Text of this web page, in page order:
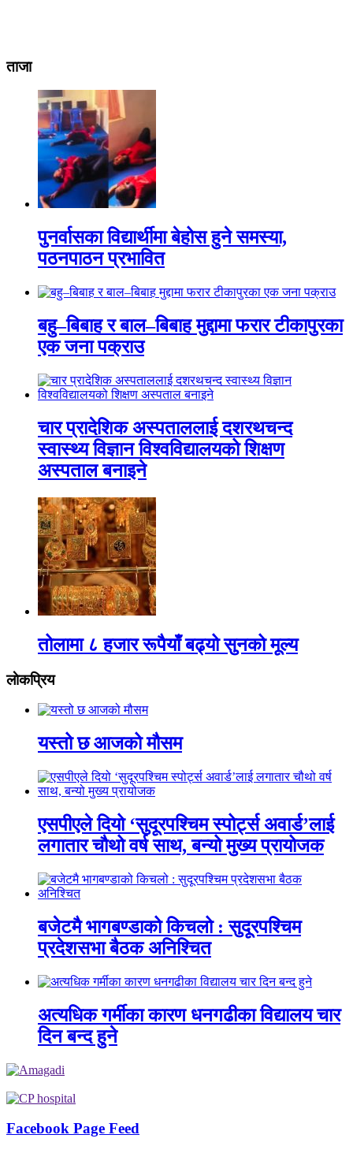
ताजा
पुनर्वासका विद्यार्थीमा बेहोस हुने समस्या,
पठनपाठन प्रभावित
बहु–बिबाह र बाल–बिबाह मुद्दामा फरार टीकापुरका
एक जना पक्राउ
चार प्रादेशिक अस्पताललाई दशरथचन्द
स्वास्थ्य विज्ञान विश्वविद्यालयको शिक्षण
अस्पताल बनाइने
तोलामा ८ हजार रूपैयाँ बढ्यो सुनको मूल्य
लाेकप्रिय
यस्तो छ आजको मौसम
एसपीएले दियो ‘सुदूरपश्चिम स्पोर्ट्स अवार्ड’लाई
लगातार चौथो वर्ष साथ, बन्यो मुख्य प्रायोजक
बजेटमै भागबण्डाको किचलो : सुदूरपश्चिम
प्रदेशसभा बैठक अनिश्चित
अत्यधिक गर्मीका कारण धनगढीका विद्यालय चार
दिन बन्द हुने
Facebook Page Feed